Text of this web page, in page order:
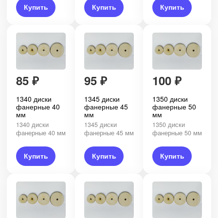
Купить Купить Купить
85 ₽
1340 диски
фанерные 40
мм
1340 диски
фанерные 40 мм
Купить
95 ₽
1345 диски
фанерные 45
мм
1345 диски
фанерные 45 мм
Купить
100 ₽
1350 диски
фанерные 50
мм
1350 диски
фанерные 50 мм
Купить